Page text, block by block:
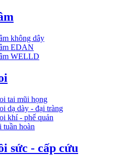
không dây
EDAN
WELLD
tai mũi họng
dạ dày - đại tràng
khí - phế quản
hoàn
sức - cấp cứu